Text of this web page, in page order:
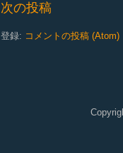
次の投稿
登録: コメントの投稿 (Atom)